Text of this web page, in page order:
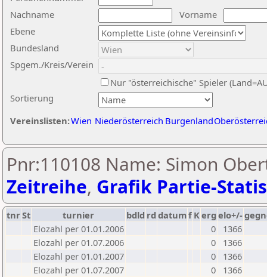
Nachname
Vorname
Ebene
Sortierung
Bundesland
Spgem./Kreis/Verein
Nur "österreichische" Spieler
Vereinslisten:Wien Niederösterreich Burgenland
Pnr:110108 Name: Simon
Zeitreihe, Grafik Partie-
tnrSt turnier bdld rd datumf Kerg elo+/-
Elozahl per 01.01.2006
0
1366
Elozahl per 01.07.2006
0
1366
Elozahl per 01.01.2007
0
1366
Elozahl per 01.07.2007
0
1366